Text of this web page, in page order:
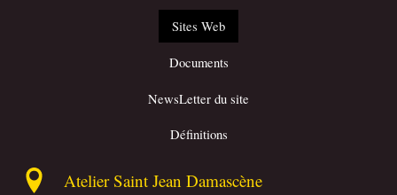
Sites Web
Documents
NewsLetter du site
Définitions
Atelier Saint Jean Damascène